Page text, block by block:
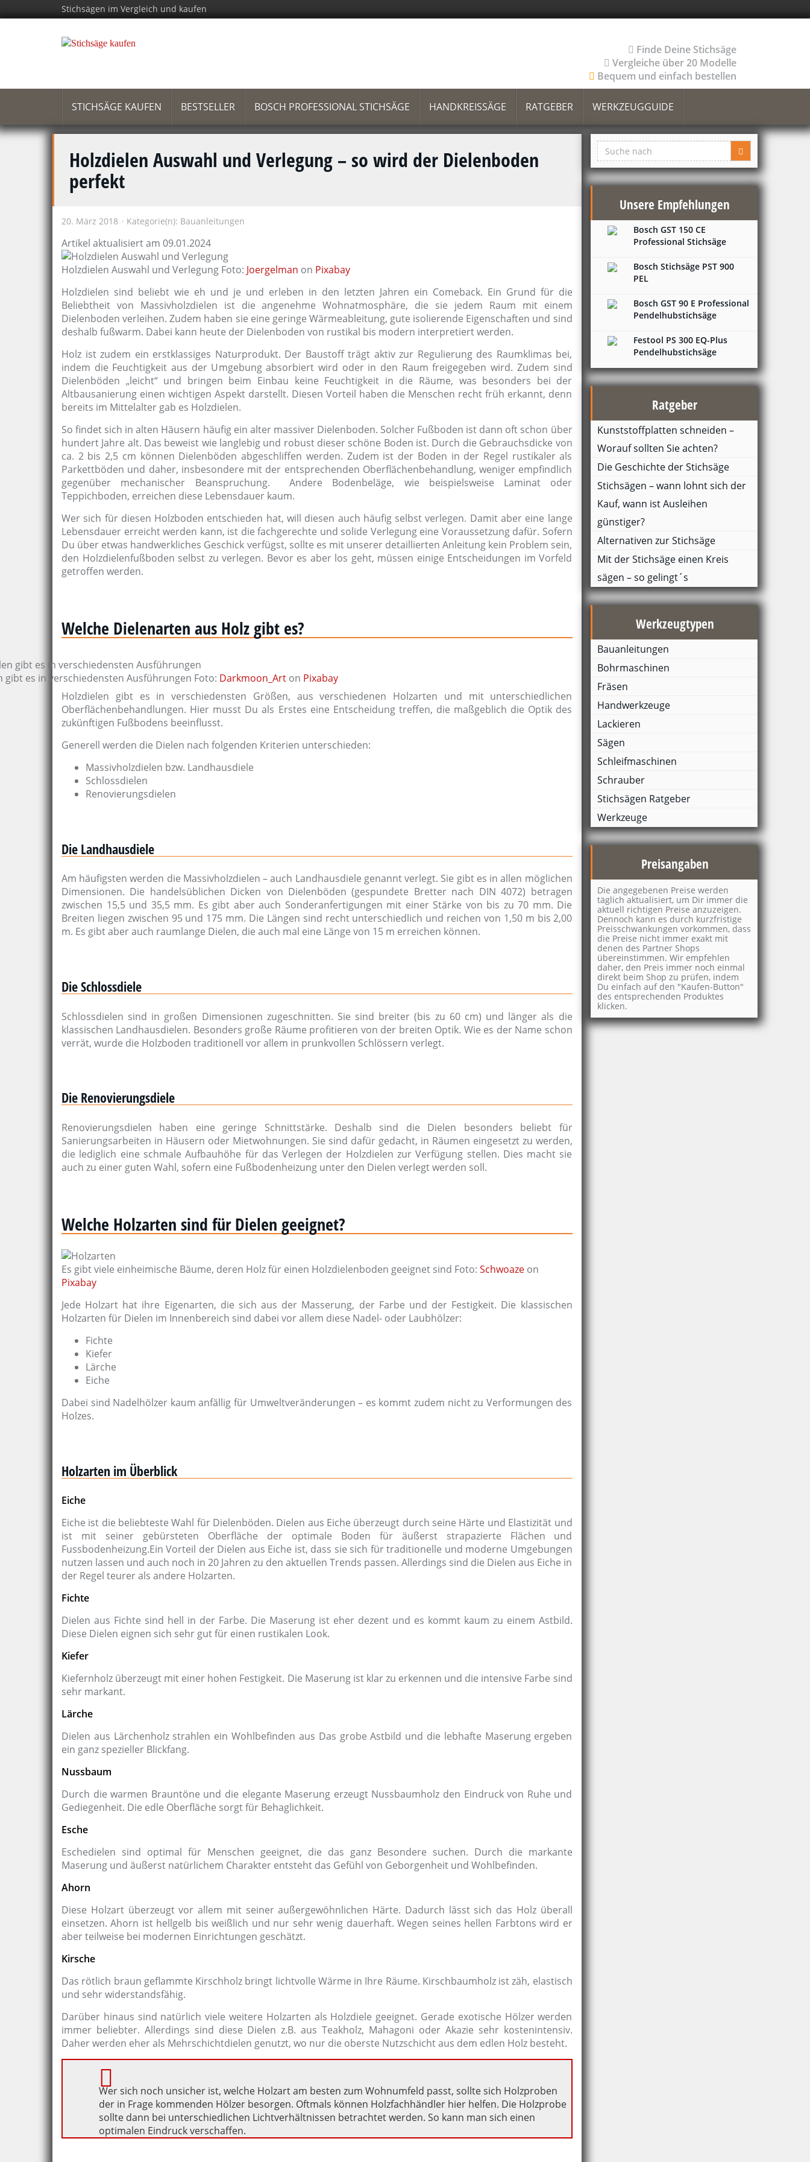
to
Stichsägen im Vergleich und kaufen
Finde Deine Stichsäge
Vergleiche über 20 Modelle
Bequem und einfach bestellen
STICHSÄGE KAUFEN BESTSELLER BOSCH PROFESSIONAL STICHSÄGE HANDKREISSÄGE RATGEBER WERKZEUGGUIDE
Holzdielen Auswahl und Verlegung – so wird der Dielenboden
perfekt
20. März 2018 Kategorie(n): Bauanleitungen
Artikel aktualisiert am 09.01.2024
Holzdielen Auswahl und Verlegung Foto: Joergelman on Pixabay
Holzdielen sind beliebt wie eh und je und erleben in den letzten Jahren ein Comeback. Ein Grund für die
Beliebtheit von Massivholzdielen ist die angenehme Wohnatmosphäre, die sie jedem Raum mit einem
Dielenboden verleihen. Zudem haben sie eine geringe Wärmeableitung, gute isolierende Eigenschaften und sind
deshalb fußwarm. Dabei kann heute der Dielenboden von rustikal bis modern interpretiert werden.
Holz ist zudem ein erstklassiges Naturprodukt. Der Baustoff trägt aktiv zur Regulierung des Raumklimas bei,
indem die Feuchtigkeit aus der Umgebung absorbiert wird oder in den Raum freigegeben wird. Zudem sind
Dielenböden „leicht“ und bringen beim Einbau keine Feuchtigkeit in die Räume, was besonders bei der
Altbausanierung einen wichtigen Aspekt darstellt. Diesen Vorteil haben die Menschen recht früh erkannt, denn
bereits im Mittelalter gab es Holzdielen.
So findet sich in alten Häusern häufig ein alter massiver Dielenboden. Solcher Fußboden ist dann oft schon über
hundert Jahre alt. Das beweist wie langlebig und robust dieser schöne Boden ist. Durch die Gebrauchsdicke von
ca. 2 bis 2,5 cm können Dielenböden abgeschliffen werden. Zudem ist der Boden in der Regel rustikaler als
Parkettböden und daher, insbesondere mit der entsprechenden Oberflächenbehandlung, weniger empfindlich
gegenüber mechanischer Beanspruchung. Andere Bodenbeläge, wie beispielsweise Laminat oder
Teppichboden, erreichen diese Lebensdauer kaum.
Wer sich für diesen Holzboden entschieden hat, will diesen auch häufig selbst verlegen. Damit aber eine lange
Lebensdauer erreicht werden kann, ist die fachgerechte und solide Verlegung eine Voraussetzung dafür. Sofern
Du über etwas handwerkliches Geschick verfügst, sollte es mit unserer detaillierten Anleitung kein Problem sein,
den Holzdielenfußboden selbst zu verlegen. Bevor es aber los geht, müssen einige Entscheidungen im Vorfeld
getroffen werden.
Welche Dielenarten aus Holz gibt es?
gibt es in verschiedensten Ausführungen Foto: Darkmoon_Arton Pixabay
Holzdielen gibt es in verschiedensten Größen, aus verschiedenen Holzarten und mit unterschiedlichen
Oberflächenbehandlungen. Hier musst Du als Erstes eine Entscheidung treffen, die maßgeblich die Optik des
zukünftigen Fußbodens beeinflusst.
Generell werden die Dielen nach folgenden Kriterien unterschieden:
Massivholzdielen bzw. Landhausdiele
Schlossdielen
Renovierungsdielen
Die Landhausdiele
Am häufigsten werden die Massivholzdielen – auch Landhausdiele genannt verlegt. Sie gibt es in allen möglichen
Dimensionen. Die handelsüblichen Dicken von Dielenböden (gespundete Bretter nach DIN 4072) betragen
zwischen 15,5 und 35,5 mm. Es gibt aber auch Sonderanfertigungen mit einer Stärke von bis zu 70 mm. Die
Breiten liegen zwischen 95 und 175 mm. Die Längen sind recht unterschiedlich und reichen von 1,50 m bis 2,00
m. Es gibt aber auch raumlange Dielen, die auch mal eine Länge von 15 m erreichen können.
Die Schlossdiele
Schlossdielen sind in großen Dimensionen zugeschnitten. Sie sind breiter (bis zu 60 cm) und länger als die
klassischen Landhausdielen. Besonders große Räume profitieren von der breiten Optik. Wie es der Name schon
verrät, wurde die Holzboden traditionell vor allem in prunkvollen Schlössern verlegt.
Die Renovierungsdiele
Renovierungsdielen haben eine geringe Schnittstärke. Deshalb sind die Dielen besonders beliebt für
Sanierungsarbeiten in Häusern oder Mietwohnungen. Sie sind dafür gedacht, in Räumen eingesetzt zu werden,
die lediglich eine schmale Aufbauhöhe für das Verlegen der Holzdielen zur Verfügung stellen. Dies macht sie
auch zu einer guten Wahl, sofern eine Fußbodenheizung unter den Dielen verlegt werden soll.
Welche Holzarten sind für Dielen geeignet?
Es gibt viele einheimische Bäume, deren Holz für einen Holzdielenboden geeignet sind Foto: Schwoaze on
Pixabay
Jede Holzart hat ihre Eigenarten, die sich aus der Masserung, der Farbe und der Festigkeit. Die klassischen
Holzarten für Dielen im Innenbereich sind dabei vor allem diese Nadel- oder Laubhölzer:
Fichte
Kiefer
Lärche
Eiche
Dabei sind Nadelhölzer kaum anfällig für Umweltveränderungen – es kommt zudem nicht zu Verformungen des
Holzes.
Holzarten im Überblick
Eiche
Eiche ist die beliebteste Wahl für Dielenböden. Dielen aus Eiche überzeugt durch seine Härte und Elastizität und
ist mit seiner gebürsteten Oberfläche der optimale Boden für äußerst strapazierte Flächen und
Fussbodenheizung.Ein Vorteil der Dielen aus Eiche ist, dass sie sich für traditionelle und moderne Umgebungen
nutzen lassen und auch noch in 20 Jahren zu den aktuellen Trends passen. Allerdings sind die Dielen aus Eiche in
der Regel teurer als andere Holzarten.
Fichte
Dielen aus Fichte sind hell in der Farbe. Die Maserung ist eher dezent und es kommt kaum zu einem Astbild.
Diese Dielen eignen sich sehr gut für einen rustikalen Look.
Kiefer
Kiefernholz überzeugt mit einer hohen Festigkeit. Die Maserung ist klar zu erkennen und die intensive Farbe sind
sehr markant.
Lärche
Dielen aus Lärchenholz strahlen ein Wohlbefinden aus Das grobe Astbild und die lebhafte Maserung ergeben
ein ganz spezieller Blickfang.
Nussbaum
Durch die warmen Brauntöne und die elegante Maserung erzeugt Nussbaumholz den Eindruck von Ruhe und
Gediegenheit. Die edle Oberfläche sorgt für Behaglichkeit.
Esche
Eschedielen sind optimal für Menschen geeignet, die das ganz Besondere suchen. Durch die markante
Maserung und äußerst natürlichem Charakter entsteht das Gefühl von Geborgenheit und Wohlbefinden.
Ahorn
Diese Holzart überzeugt vor allem mit seiner außergewöhnlichen Härte. Dadurch lässt sich das Holz überall
einsetzen. Ahorn ist hellgelb bis weißlich und nur sehr wenig dauerhaft. Wegen seines hellen Farbtons wird er
aber teilweise bei modernen Einrichtungen geschätzt.
Kirsche
Das rötlich braun geflammte Kirschholz bringt lichtvolle Wärme in Ihre Räume. Kirschbaumholz ist zäh, elastisch
und sehr widerstandsfähig.
Darüber hinaus sind natürlich viele weitere Holzarten als Holzdiele geeignet. Gerade exotische Hölzer werden
immer beliebter. Allerdings sind diese Dielen z.B. aus Teakholz, Mahagoni oder Akazie sehr kostenintensiv.
Daher werden eher als Mehrschichtdielen genutzt, wo nur die oberste Nutzschicht aus dem edlen Holz besteht.
Wer sich noch unsicher ist, welche Holzart am besten zum Wohnumfeld passt, sollte sich Holzproben
der in Frage kommenden Hölzer besorgen. Oftmals können Holzfachhändler hier helfen. Die Holzprobe
sollte dann bei unterschiedlichen Lichtverhältnissen betrachtet werden. So kann man sich einen
optimalen Eindruck verschaffen.
Unsere Empfehlungen
Bosch GST 150 CE
Professional Stichsäge
Bosch Stichsäge PST 900
PEL
Bosch GST 90 E Professional
Pendelhubstichsäge
Festool PS 300 EQ-Plus
Pendelhubstichsäge
Ratgeber
Kunststoffplatten schneiden –
Worauf sollten Sie achten?
Die Geschichte der Stichsäge
Stichsägen – wann lohnt sich der
Kauf, wann ist Ausleihen
günstiger?
Alternativen zur Stichsäge
Mit der Stichsäge einen Kreis
sägen – so gelingt´s
Werkzeugtypen
Bauanleitungen
Bohrmaschinen
Fräsen
Handwerkzeuge
Lackieren
Sägen
Schleifmaschinen
Schrauber
Stichsägen Ratgeber
Werkzeuge
Preisangaben
Die angegebenen Preise werden
täglich aktualisiert, um Dir immer die
aktuell richtigen Preise anzuzeigen.
Dennoch kann es durch kurzfristige
Preisschwankungen vorkommen, dass
die Preise nicht immer exakt mit
denen des Partner Shops
übereinstimmen. Wir empfehlen
daher, den Preis immer noch einmal
direkt beim Shop zu prüfen, indem
Du einfach auf den "Kaufen-Button"
des entsprechenden Produktes
klicken.